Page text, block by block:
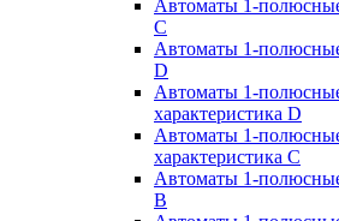
Автоматы 1-
C
Автоматы 1-
D
Автоматы 1-
характеристика D
Автоматы 1-
характеристика С
Автоматы 1-
B